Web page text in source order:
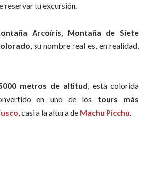
reservar tu excursión.
Arcoíris, Montaña de Siete
, su nombre real es, en realidad,
metros de altitud, esta colorida
en uno de los tours más
, casi a la altura de Machu Picchu.